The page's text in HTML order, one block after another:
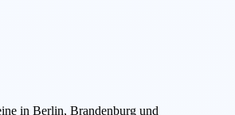
in Berlin, Brandenburg und